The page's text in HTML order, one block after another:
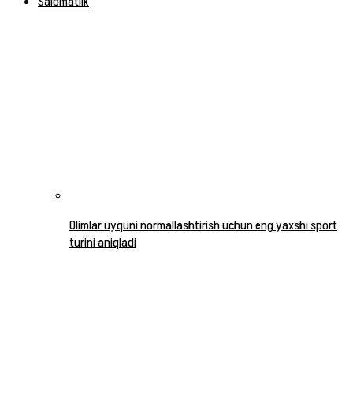
Olimlar uyquni normallashtirish uchun eng yaxshi sport
turini aniqladi